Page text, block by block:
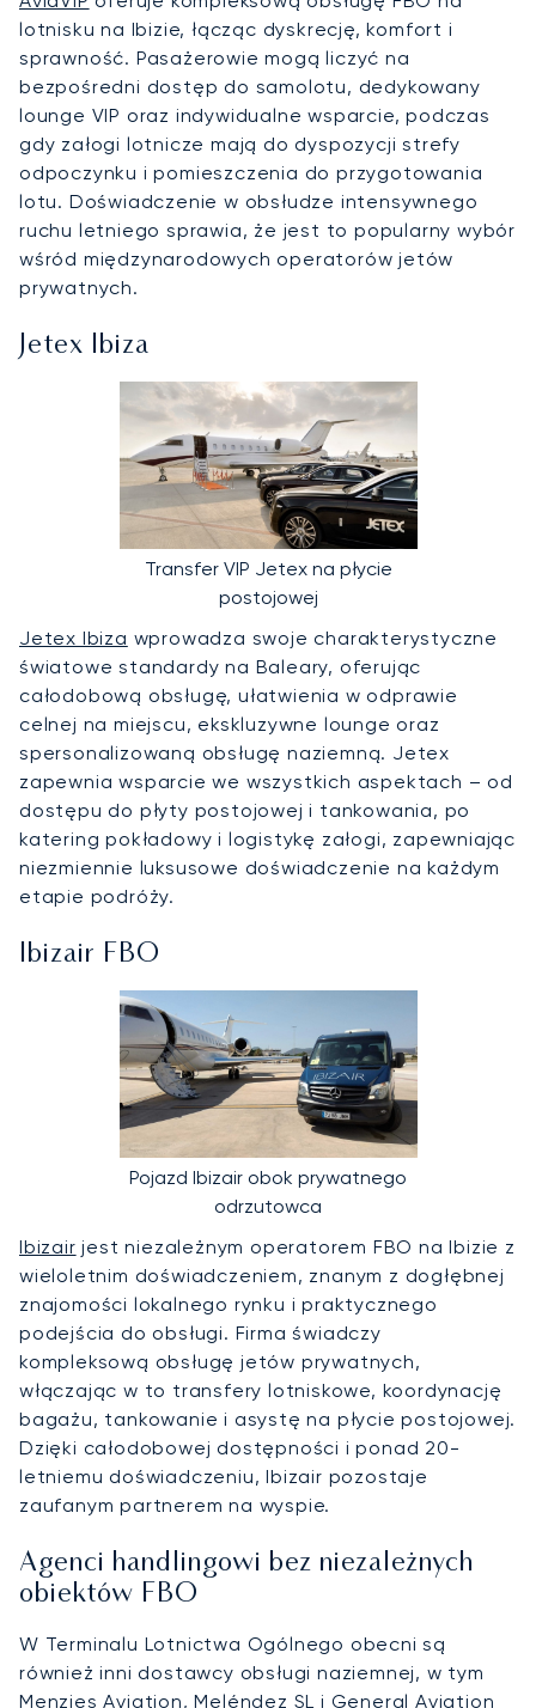
lotnisku na Ibizie, łącząc dyskrecję, komfort i
sprawność. Pasażerowie mogą liczyć na
bezpośredni dostęp do samolotu, dedykowany
lounge VIP oraz indywidualne wsparcie, podczas
gdy załogi lotnicze mają do dyspozycji strefy
odpoczynku i pomieszczenia do przygotowania
lotu. Doświadczenie w obsłudze intensywnego
ruchu letniego sprawia, że jest to popularny wybór
wśród międzynarodowych operatorów jetów
prywatnych.
Jetex Ibiza
Transfer VIP Jetex na płycie
postojowej
Jetex Ibiza wprowadza swoje charakterystyczne
światowe standardy na Baleary, oferując
całodobową obsługę, ułatwienia w odprawie
celnej na miejscu, ekskluzywne lounge oraz
spersonalizowaną obsługę naziemną. Jetex
zapewnia wsparcie we wszystkich aspektach – od
dostępu do płyty postojowej i tankowania, po
katering pokładowy i logistykę załogi, zapewniając
niezmiennie luksusowe doświadczenie na każdym
etapie podróży.
Ibizair FBO
Pojazd Ibizair obok prywatnego
odrzutowca
Ibizair jest niezależnym operatorem FBO na Ibizie z
wieloletnim doświadczeniem, znanym z dogłębnej
znajomości lokalnego rynku i praktycznego
podejścia do obsługi. Firma świadczy
kompleksową obsługę jetów prywatnych,
włączając w to transfery lotniskowe, koordynację
bagażu, tankowanie i asystę na płycie postojowej.
Dzięki całodobowej dostępności i ponad 20-
letniemu doświadczeniu, Ibizair pozostaje
zaufanym partnerem na wyspie.
Agenci handlingowi bez niezależnych
obiektów FBO
W Terminalu Lotnictwa Ogólnego obecni są
również inni dostawcy obsługi naziemnej, w tym
Menzies Aviation, Meléndez SL i General Aviation